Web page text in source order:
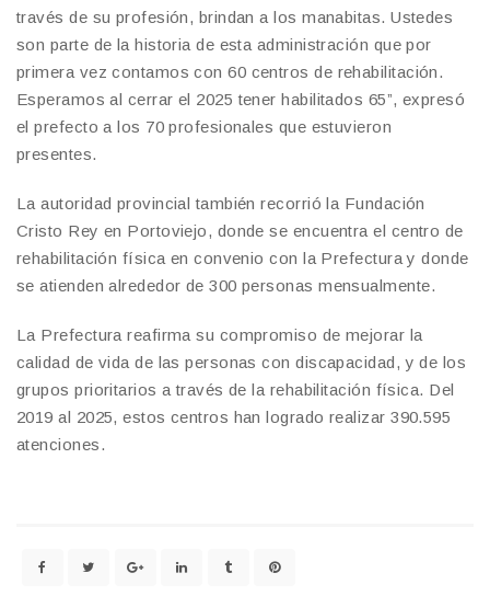
través de su profesión, brindan a los manabitas. Ustedes
son parte de la historia de esta administración que por
primera vez contamos con 60 centros de rehabilitación.
Esperamos al cerrar el 2025 tener habilitados 65”, expresó
el prefecto a los 70 profesionales que estuvieron
presentes.
La autoridad provincial también recorrió la Fundación
Cristo Rey en Portoviejo, donde se encuentra el centro de
rehabilitación física en convenio con la Prefectura y donde
se atienden alrededor de 300 personas mensualmente.
La Prefectura reafirma su compromiso de mejorar la
calidad de vida de las personas con discapacidad, y de los
grupos prioritarios a través de la rehabilitación física. Del
2019 al 2025, estos centros han logrado realizar 390.595
atenciones.